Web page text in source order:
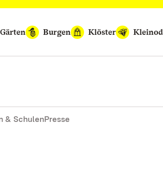
Gärten Burgen Klöster
& SchulenPresse